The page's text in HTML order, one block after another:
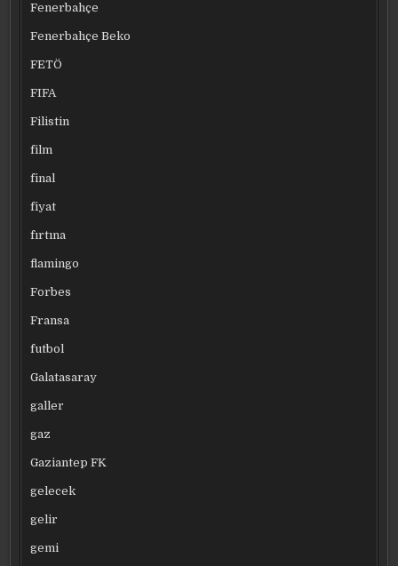
Fenerbahçe
Fenerbahçe Beko
FETÖ
FIFA
Filistin
film
final
fiyat
fırtına
flamingo
Forbes
Fransa
futbol
Galatasaray
galler
gaz
Gaziantep FK
gelecek
gelir
gemi